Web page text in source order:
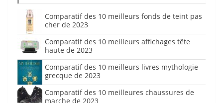
Comparatif des 10 meilleurs fonds de teint pas
cher de 2023
Comparatif des 10 meilleurs affichages tête
haute de 2023
Comparatif des 10 meilleurs livres mythologie
grecque de 2023
Comparatif des 10 meilleures chaussures de
marche de 2023